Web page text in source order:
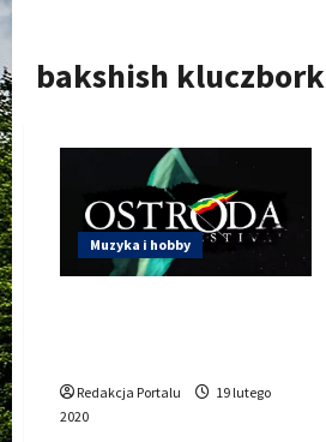
bakshish kluczbork
Muzyka i hobby
Redakcja Portalu
19 lutego
2020